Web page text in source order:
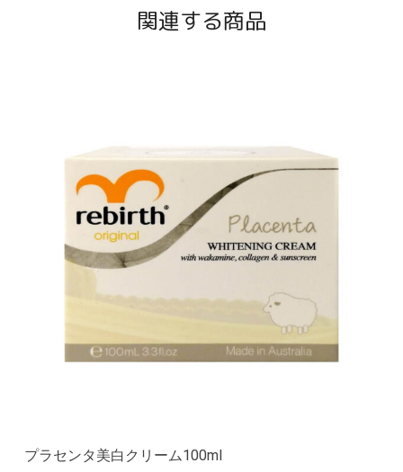
関連する商品
プラセンタ美白クリーム100ml